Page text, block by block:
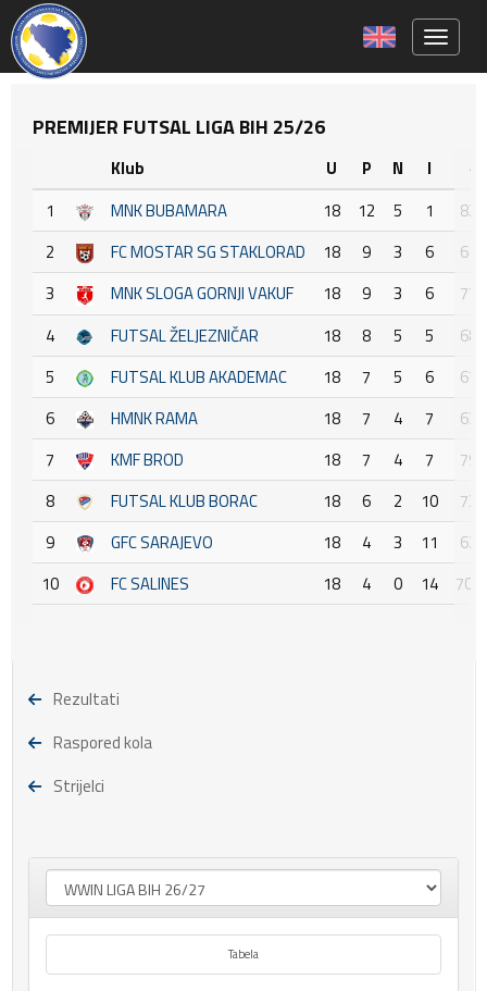
PREMIJER FUTSAL LIGA BIH 25/26
Klub U P N I
+
1
MNK BUBAMARA 18 12 5 1
82
2
FC MOSTAR SG STAKLORAD 18 9 3 6
61
3
MNK SLOGA GORNJI VAKUF 18 9 3 6
77
4
FUTSAL ŽELJEZNIČAR 18 8 5 5
68
5
FUTSAL KLUB AKADEMAC 18 7 5 6
67
6
HMNK RAMA 18 7 4 7
63
7
KMF BROD 18 7 4 7
79
8
FUTSAL KLUB BORAC 18 6 2 10
73
9
GFC SARAJEVO 18 4 3 11
62
10
FC SALINES 18 4 0 14 70 :
Rezultati
Raspored kola
Strijelci
Tabela